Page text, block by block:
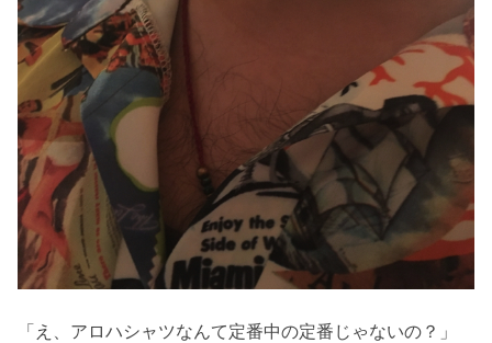
「え、アロハシャツなんて定番中の定番じゃないの？」